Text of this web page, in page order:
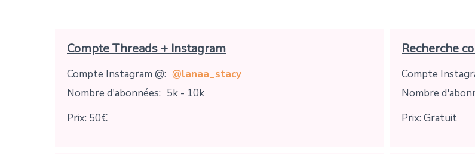
Compte Threads + Instagram
Compte Instagram @: @lanaa_stacy
Nombre d'abonnées: 5k - 10k
Prix: 50€
Recherche
Compte
Nombre
Prix: Gratuit